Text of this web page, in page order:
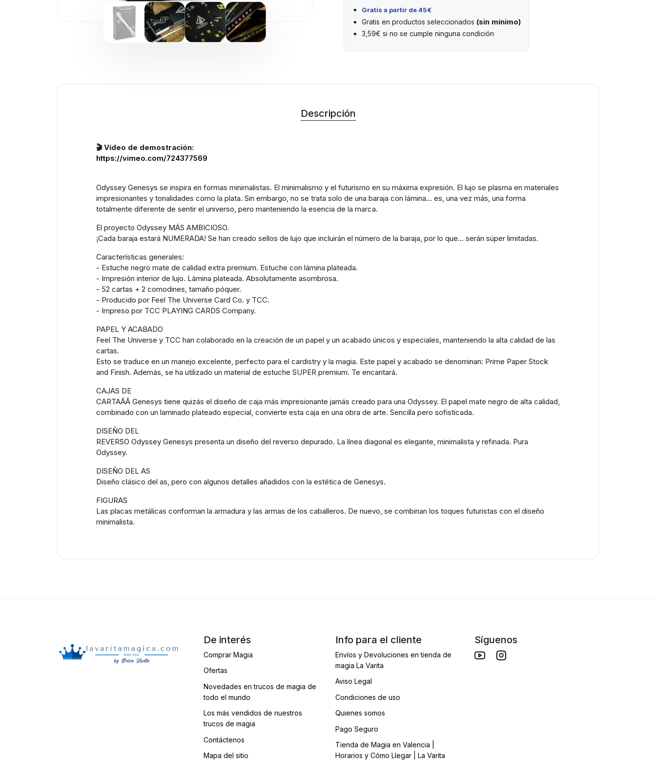
Gratis a partir de 45€
Gratis en productos seleccionados (sin mínimo)
3,59€ si no se cumple ninguna condición
Descripción
🎬 Vídeo de demostración:
https://vimeo.com/724377569
Odyssey Genesys se inspira en formas minimalistas. El minimalismo y el futurismo en su máxima expresión. El lujo se plasma en materiales
impresionantes y tonalidades como la plata. Sin embargo, no se trata solo de una baraja con lámina... es, una vez más, una forma
totalmente diferente de sentir el universo, pero manteniendo la esencia de la marca.
El proyecto Odyssey MÁS AMBICIOSO.
¡Cada baraja estará NUMERADA! Se han creado sellos de lujo que incluirán el número de la baraja, por lo que... serán súper limitadas.
Características generales:
- Estuche negro mate de calidad extra premium. Estuche con lámina plateada.
- Impresión interior de lujo. Lámina plateada. Absolutamente asombrosa.
- 52 cartas + 2 comodines, tamaño póquer.
- Producido por Feel The Universe Card Co. y TCC.
- Impreso por TCC PLAYING CARDS Company.
PAPEL Y ACABADO
Feel The Universe y TCC han colaborado en la creación de un papel y un acabado únicos y especiales, manteniendo la alta calidad de las
cartas.
Esto se traduce en un manejo excelente, perfecto para el cardistry y la magia. Este papel y acabado se denominan: Prime Paper Stock
and Finish. Además, se ha utilizado un material de estuche SUPER premium. Te encantará.
CAJAS DE
CARTAĀĀ Genesys tiene quizás el diseño de caja más impresionante jamás creado para una Odyssey. El papel mate negro de alta calidad,
combinado con un laminado plateado especial, convierte esta caja en una obra de arte. Sencilla pero sofisticada.
DISEÑO DEL
REVERSO Odyssey Genesys presenta un diseño del reverso depurado. La línea diagonal es elegante, minimalista y refinada. Pura
Odyssey.
DISEÑO DEL AS
Diseño clásico del as, pero con algunos detalles añadidos con la estética de Genesys.
FIGURAS
Las placas metálicas conforman la armadura y las armas de los caballeros. De nuevo, se combinan los toques futuristas con el diseño
minimalista.
De interés
Comprar Magia
Ofertas
Novedades en trucos de magia de
todo el mundo
Los más vendidos de nuestros
trucos de magia
Contáctenos
Mapa del sitio
Info para el cliente
Envíos y Devoluciones en tienda de
magia La Varita
Aviso Legal
Condiciones de uso
Quienes somos
Pago Seguro
Tienda de Magia en Valencia |
Horarios y Cómo Llegar | La Varita
Síguenos